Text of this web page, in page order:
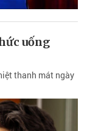
uống
thanh mát ngày